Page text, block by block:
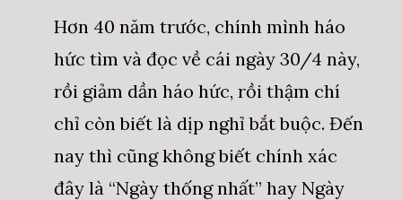
Hơn 40 năm trước, chính mình háo
hức tìm và đọc về cái ngày 30/4 này,
rồi giảm dần háo hức, rồi thậm chí
chỉ còn biết là dịp nghỉ bắt buộc. Đến
nay thì cũng không biết chính xác
đây là “Ngày thống nhất” hay Ngày